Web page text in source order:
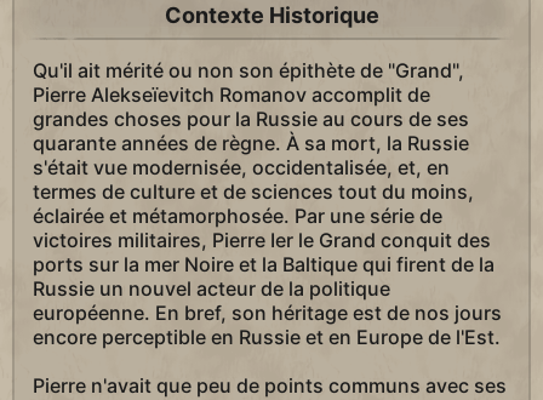
Contexte Historique
Qu'il ait mérité ou non son épithète de "Grand",
Pierre Alekseïevitch Romanov accomplit de
grandes choses pour la Russie au cours de ses
quarante années de règne. À sa mort, la Russie
s'était vue modernisée, occidentalisée, et, en
termes de culture et de sciences tout du moins,
éclairée et métamorphosée. Par une série de
victoires militaires, Pierre Ier le Grand conquit des
ports sur la mer Noire et la Baltique qui firent de la
Russie un nouvel acteur de la politique
européenne. En bref, son héritage est de nos jours
encore perceptible en Russie et en Europe de l'Est.
Pierre n'avait que peu de points communs avec ses